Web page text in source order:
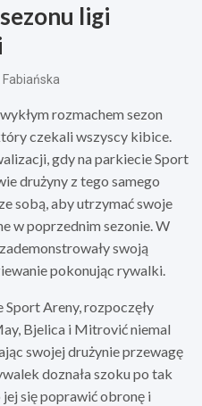
ligi
rozmachem sezon
czekali wszyscy kibice.
gdy na parkiecie Sport
drużyny z tego samego
sobą, aby utrzymać swoje
w poprzednim sezonie. W
swoją
pokonując rywalki.
Areny, rozpoczęły
Bjelica i Mitrović niemal
swojej drużynie przewagę
doznała szoku po tak
się poprawić obronę i